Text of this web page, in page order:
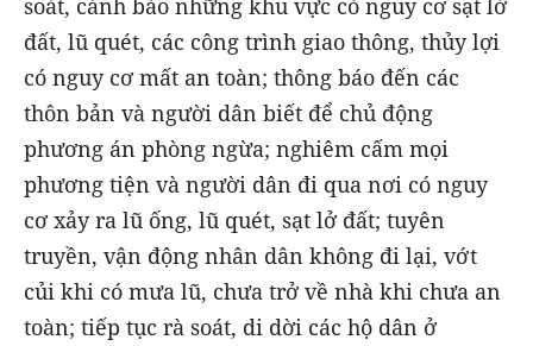
đất, lũ quét, các công trình giao thông, thủy lợi
có nguy cơ mất an toàn; thông báo đến các
thôn bản và người dân biết để chủ động
phương án phòng ngừa; nghiêm cấm mọi
phương tiện và người dân đi qua nơi có nguy
cơ xảy ra lũ ống, lũ quét, sạt lở đất; tuyên
truyền, vận động nhân dân không đi lại, vớt
củi khi có mưa lũ, chưa trở về nhà khi chưa an
toàn; tiếp tục rà soát, di dời các hộ dân ở